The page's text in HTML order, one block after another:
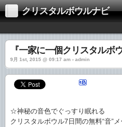
クリスタルボウルナビ
『一家に一個クリスタルボ
9月 1st, 2015 @ 09:17 am › admin
☆神秘の音色でぐっすり眠れる
クリスタルボウル7日間の無料“音”